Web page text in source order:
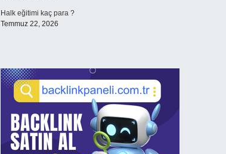
Halk eğitimi kaç para ?
Temmuz 22, 2026